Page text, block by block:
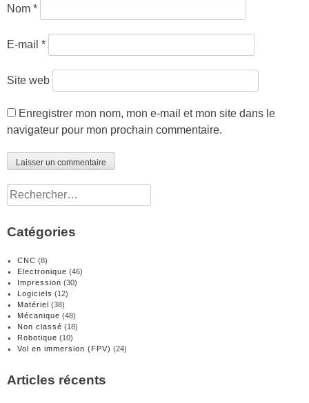
Nom *
E-mail *
Site web
Enregistrer mon nom, mon e-mail et mon site dans le
navigateur pour mon prochain commentaire.
Rechercher :
Catégories
CNC (8)
Electronique (46)
Impression (30)
Logiciels (12)
Matériel (38)
Mécanique (48)
Non classé (18)
Robotique (10)
Vol en immersion (FPV) (24)
Articles récents